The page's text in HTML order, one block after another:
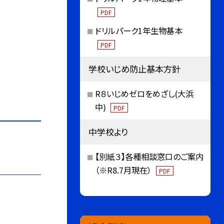
PDF
ドリルパーク1年生物基本
PDF
学校いじめ防止基本方針
R８いじめゼロをめざし(大浜
中)
PDF
中学校より
【別紙３】各種相談窓口のご案内
（※R8.7月現在）
PDF